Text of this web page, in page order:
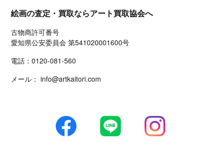
絵画の査定・買取ならアート買取協会へ
古物商許可番号
愛知県公安委員会 第541020001600号
電話：0120-081-560
メール： info@artkaitori.com